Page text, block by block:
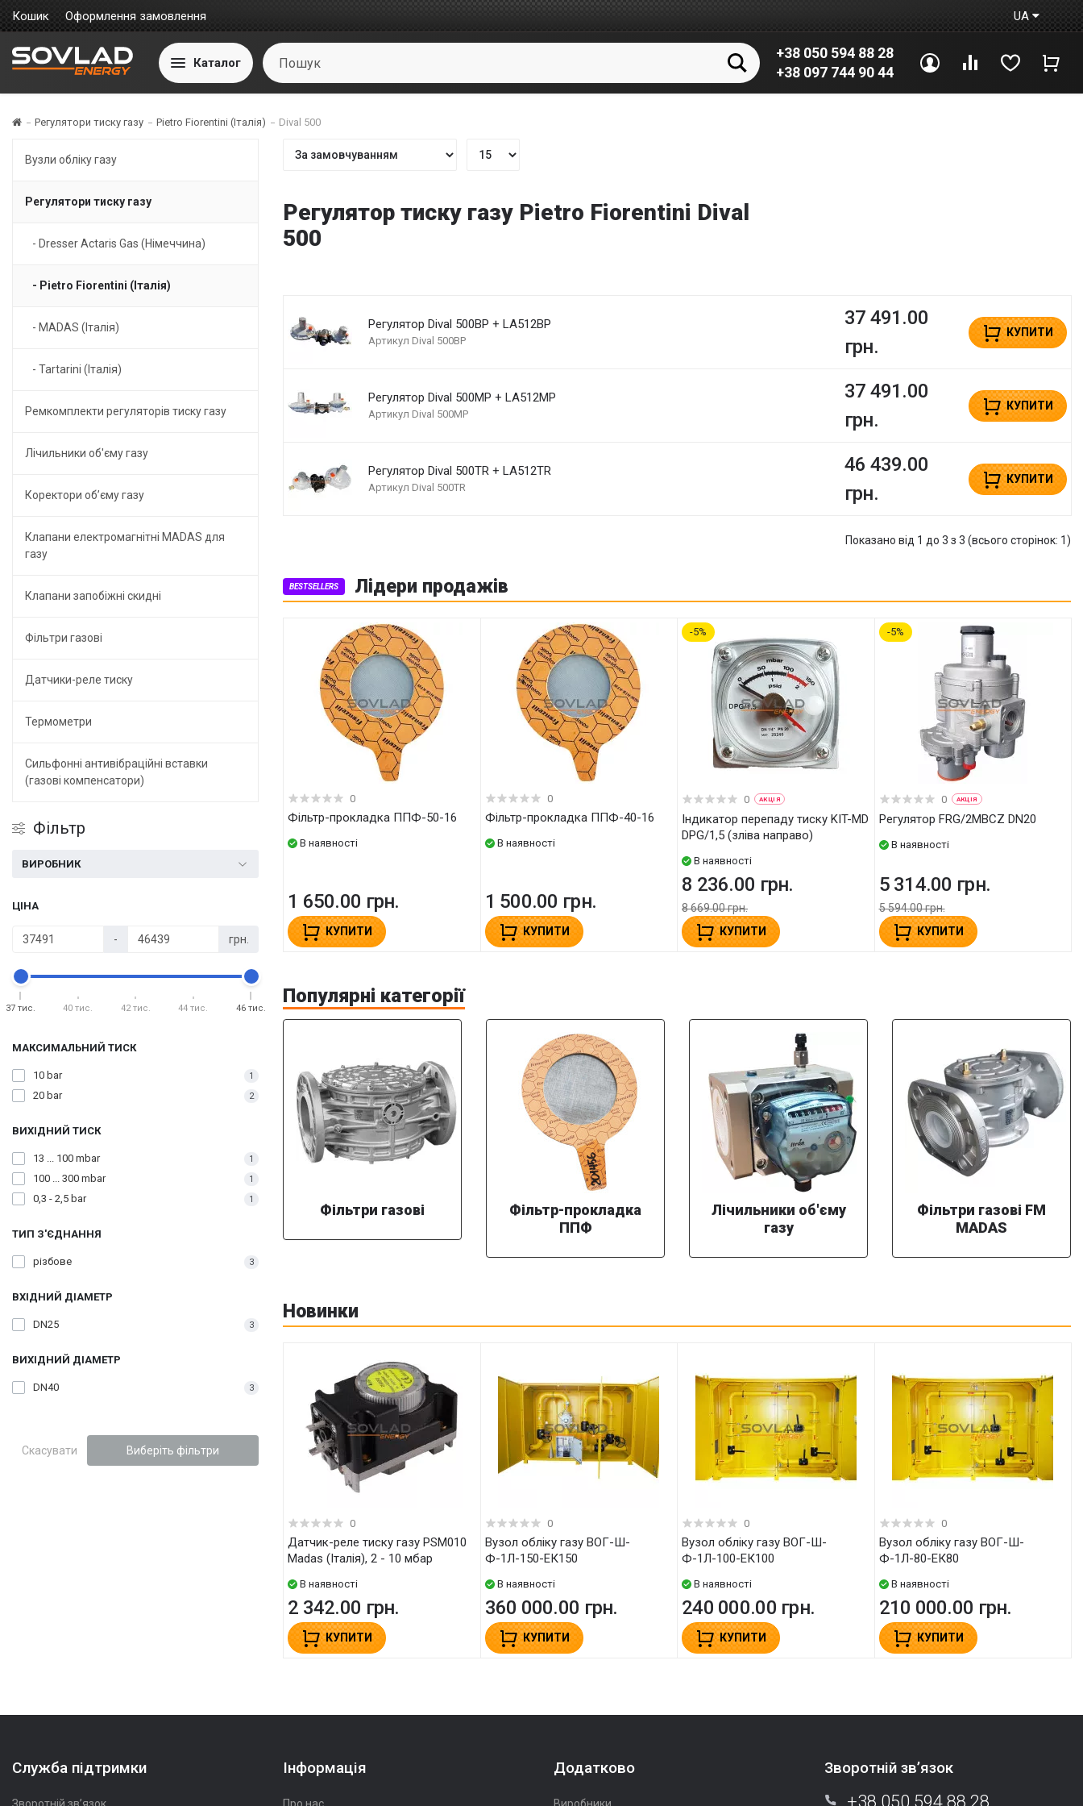
Кошик Оформлення замовлення UA
Каталог
+38 050 594 88 28
+38 097 744 90 44
Увійти ПорівнянняВибране
Регулятори тиску газу Pietro Fiorentini (Італія) Dival 500
Вузли обліку газу
Регулятори тиску газу
- Dresser Actaris Gas (Німеччина)
- Pietro Fiorentini (Італія)
- MADAS (Італія)
- Tartarini (Італія)
Ремкомплекти регуляторів тиску газу
Лічильники об'єму газу
Коректори об’єму газу
Клапани електромагнітні MADAS для
газу
Клапани запобіжні скидні
Фільтри газові
Датчики-реле тиску
Термометри
Сильфонні антивібраційні вставки
(газові компенсатори)
Фільтр
ВИРОБНИК
ЦІНА
- грн.
37 тис. 40 тис. 42 тис. 44 тис. 46 тис.
МАКСИМАЛЬНИЙ ТИСК
10 bar 1
20 bar 2
ВИХІДНИЙ ТИСК
13 ... 100 mbar 1
100 ... 300 mbar 1
0,3 - 2,5 bar 1
ТИП З'ЄДНАННЯ
різбове 3
ВХІДНИЙ ДІАМЕТР
DN25 3
ВИХІДНИЙ ДІАМЕТР
DN40 3
Скасувати Виберіть фільтри
Регулятор тиску газу Pietro Fiorentini Dival
500
Регулятор Dival 500BP + LA512BP
Артикул Dival 500BP
37 491.00
грн.
КУПИТИ
Регулятор Dival 500MP + LA512MP
Артикул Dival 500MP
37 491.00
грн.
КУПИТИ
Регулятор Dival 500TR + LA512TR
Артикул Dival 500TR
46 439.00
грн.
КУПИТИ
Показано від 1 до 3 з 3 (всього сторінок: 1)
BESTSELLERS Лідери продажів
0
Фільтр-прокладка ППФ-50-16
В наявності
1 650.00 грн.
КУПИТИ
0
Фільтр-прокладка ППФ-40-16
В наявності
1 500.00 грн.
КУПИТИ
5
0 АКЦІЯ
Індикатор перепаду тиску KIT-MD
DPG/1,5 (зліва направо)
В наявності
8 236.00 грн.
8 669.00 грн.
КУПИТИ
5
0 АКЦІЯ
Регулятор FRG/2MBCZ DN20
В наявності
5 314.00 грн.
5 594.00 грн.
КУПИТИ
Популярні категорії
Фільтри газові
Фільтр-прокладка
ППФ
Лічильники об'єму
газу
Фільтри газові FM
MADAS
Новинки
0
Датчик-реле тиску газу PSM010
Madas (Італія), 2 - 10 мбар
В наявності
2 342.00 грн.
КУПИТИ
0
Вузол обліку газу ВОГ-Ш-
Ф-1Л-150-ЕК150
В наявності
360 000.00 грн.
КУПИТИ
0
Вузол обліку газу ВОГ-Ш-
Ф-1Л-100-ЕК100
В наявності
240 000.00 грн.
КУПИТИ
0
Вузол обліку газу ВОГ-Ш-
Ф-1Л-80-ЕК80
В наявності
210 000.00 грн.
КУПИТИ
Служба підтримки Інформація Додатково Зворотній зв’язок
+38 050 594 88 28